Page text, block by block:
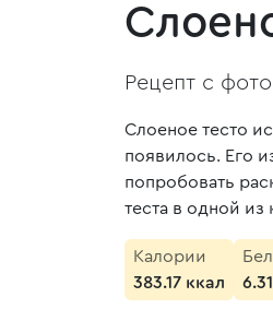
Рецепт с
Слоеное тесто
появилось. Его
попробовать
теста в одной из
Калории
383.17 ккал